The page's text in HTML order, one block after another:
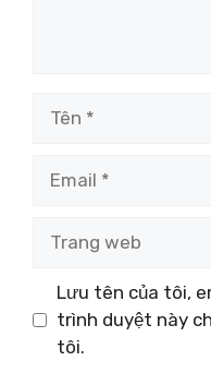
Lưu tên của tôi,
trình duyệt này
tôi.